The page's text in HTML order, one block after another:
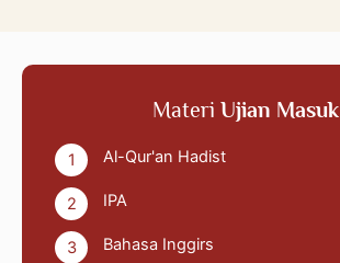
Materi Ujian Masuk
1 Al-Qur'an Hadist
2 IPA
3 Bahasa Inggirs